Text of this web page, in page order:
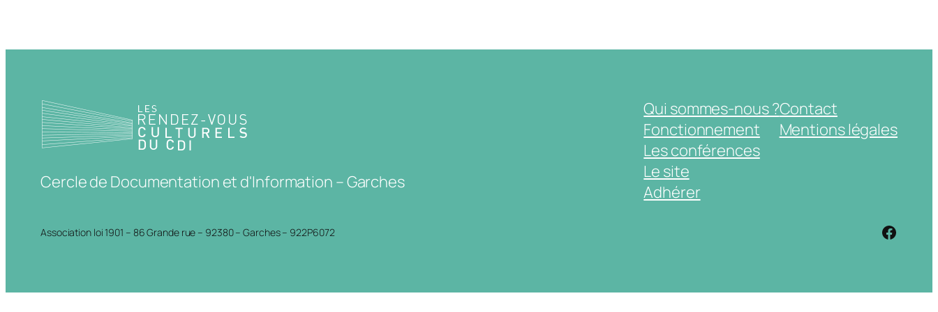
Cercle de Documentation et d'Information – Garches
Qui sommes-nous ?
Fonctionnement
Les conférences
Le site
Adhérer
Contact
Mentions légales
Association loi 1901 – 86 Grande rue – 92380 – Garches – 922P6072